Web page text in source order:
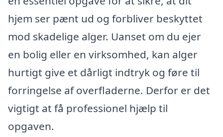
hjem ser pænt ud og forbliver beskyttet
mod skadelige alger. Uanset om du ejer
en bolig eller en virksomhed, kan alger
hurtigt give et dårligt indtryk og føre til
forringelse af overfladerne. Derfor er det
vigtigt at få professionel hjælp til
opgaven.